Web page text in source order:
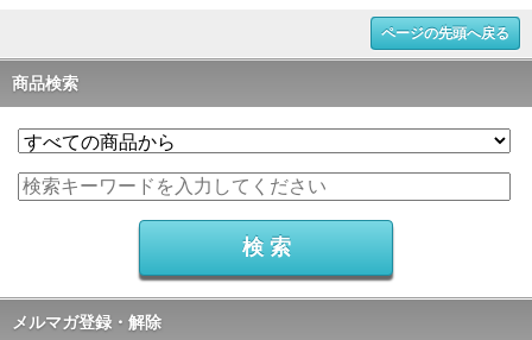
ページの先頭へ戻る
商品検索
メルマガ登録・解除